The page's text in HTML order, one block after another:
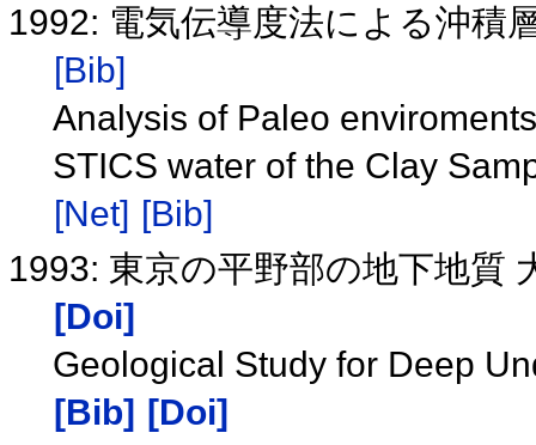
1992: 電気伝導度法による沖積
[Bib]
Analysis of Paleo
STICS water of the Clay
[Net] [Bib]
1993: 東京の平野部の地下地質
[Doi]
Geological Study for Deep
[Bib] [Doi]